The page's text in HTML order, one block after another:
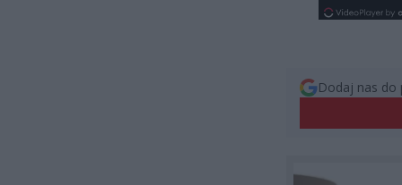
Dodaj nas do